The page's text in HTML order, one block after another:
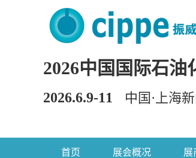
2026中国国际石
2026.6.9-11 中国·上海
首页 展会概况 展